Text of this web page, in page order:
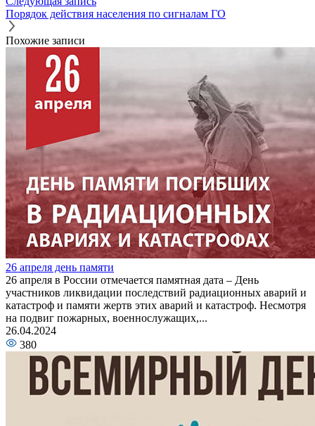
Порядок действия населения по сигналам ГО
Похожие записи
26 апреля день памяти
26 апреля в России отмечается памятная дата – День
участников ликвидации последствий радиационных аварий и
катастроф и памяти жертв этих аварий и катастроф. Несмотря
на подвиг пожарных, военнослужащих,...
26.04.2024
380